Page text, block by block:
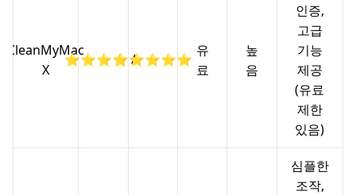
CleanMyMac
X
⭐⭐⭐⭐☆⭐⭐⭐⭐⭐
유
료
높
음
인증,
고급
기능
제공
(유료
제한
있음)
심플한
조작,